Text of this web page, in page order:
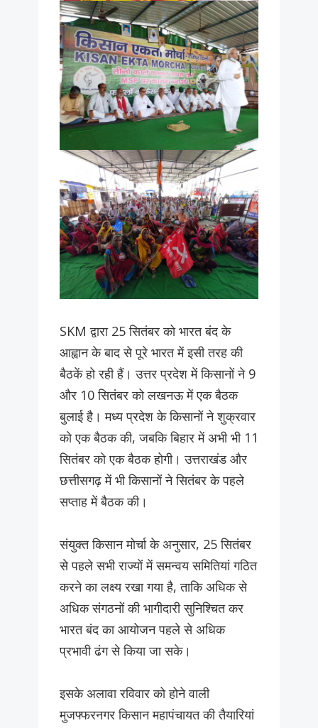
SKM द्वारा 25 सितंबर को भारत बंद के
आह्वान के बाद से पूरे भारत में इसी तरह की
बैठकें हो रही हैं। उत्तर प्रदेश में किसानों ने 9
और 10 सितंबर को लखनऊ में एक बैठक
बुलाई है। मध्य प्रदेश के किसानों ने शुक्रवार
को एक बैठक की, जबकि बिहार में अभी भी 11
सितंबर को एक बैठक होगी। उत्तराखंड और
छत्तीसगढ़ में भी किसानों ने सितंबर के पहले
सप्ताह में बैठक की।
संयुक्त किसान मोर्चा के अनुसार, 25 सितंबर
से पहले सभी राज्यों में समन्वय समितियां गठित
करने का लक्ष्य रखा गया है, ताकि अधिक से
अधिक संगठनों की भागीदारी सुनिश्चित कर
भारत बंद का आयोजन पहले से अधिक
प्रभावी ढंग से किया जा सके।
इसके अलावा रविवार को होने वाली
मुजफ्फरनगर किसान महापंचायत की तैयारियां